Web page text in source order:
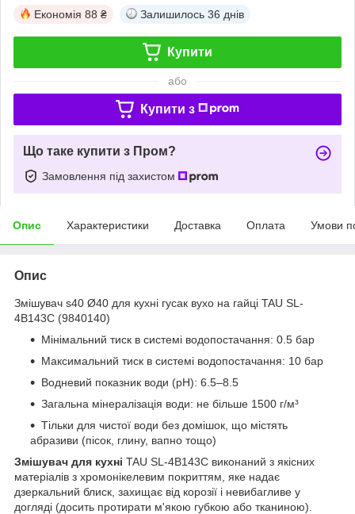
Економія 88 ₴ Залишилось 36 днів
Купити
або
Купити з
Що таке купити з Пром?
Замовлення під захистом
Опис Характеристики Доставка Оплата Умови
Опис
Змішувач s40 Ø40 для кухні гусак вухо на гайці TAU SL-
4B143C (9840140)
Мінімальний тиск в системі водопостачання: 0.5 бар
Максимальний тиск в системі водопостачання: 10 бар
Водневий показник води (pH): 6.5–8.5
Загальна мінералізація води: не більше 1500 г/м³
Тільки для чистої води без домішок, що містять
абразиви (пісок, глину, вапно тощо)
Змішувач для кухні TAU SL-4B143C виконаний з якісних
матеріалів з хромонікелевим покриттям, яке надає
дзеркальний блиск, захищає від корозії і невибагливе у
догляді (досить протирати м'якою губкою або тканиною).